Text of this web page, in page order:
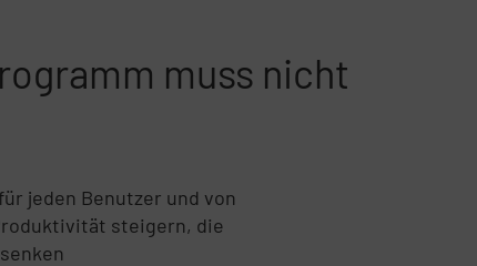
muss nicht
jeden Benutzer und von
steigern, die